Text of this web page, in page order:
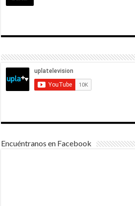
Encuéntranos en Facebook